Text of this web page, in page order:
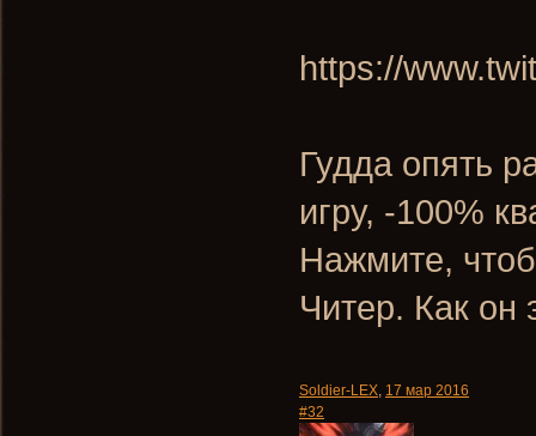
https://
Гудда опять
игру, -100%
Нажмите,
Читер. Как он
Soldier-LEX, 17 мар 2016
#32